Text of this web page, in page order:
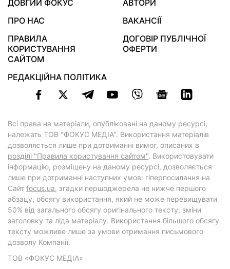
ДОВГИЙ ФОКУС
АВТОРИ
ПРО НАС
ВАКАНСІЇ
ПРАВИЛА
КОРИСТУВАННЯ
САЙТОМ
ДОГОВІР ПУБЛІЧНОЇ
ОФЕРТИ
РЕДАКЦІЙНА ПОЛІТИКА
Всі права на матеріали, опубліковані на даному ресурсі,
належать ТОВ "ФОКУС МЕДІА". Використання матеріалів
дозволяється лише при дотриманні вимог, описаних в
розділі "Правила користування сайтом". Використовувати
інформацію, розміщену на даному ресурсі, дозволяється
лише при дотриманні наступних умов: гіперпосилання на
Cайт focus.ua, згадки першоджерела не нижче першого
абзацу, обсягу використання, який не може перевищувати
50% від загального обсягу оригінального тексту, зміни
заголовку та ліда матеріалу. Використання більшого обсягу
тексту можливе лише за умови отримання письмового
дозволу Компанії.
ТОВ «ФОКУС МЕДІА»